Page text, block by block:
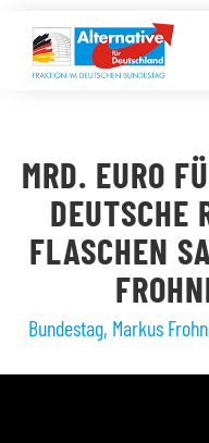
Inhalt
springen
LANDESGRUPPEN
VERANSTALTUNGEN
PRESSE
MRD. EURO
DEUTSCHE
FLASCHEN
Bundestag, Markus